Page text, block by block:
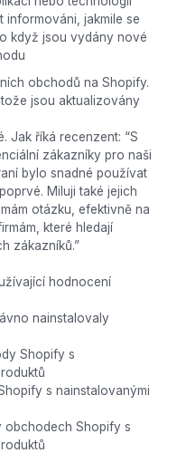
informováni, jakmile se
když jsou vydány nové
obchodů na Shopify.
jsou aktualizovány
Jak říká recenzent: “S
zákazníky pro naši
bylo snadné používat
Miluji také jejich
otázku, efektivně na
které hledají
zákazníků.”
hodnocení
nainstalovaly
Shopify s
s nainstalovanými
obchodech Shopify s